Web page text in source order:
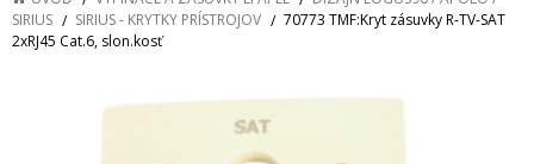
SIRIUS
SIRIUS - KRYTKY PRÍSTROJOV
70773 TMF:Kryt zásuvky R-TV-SAT
2xRJ45 Cat.6, slon.kosť